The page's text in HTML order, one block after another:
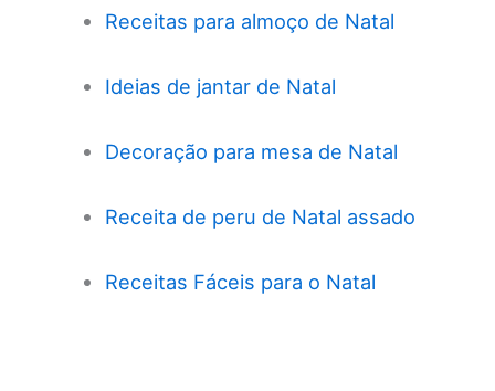
Receitas para almoço de Natal
Ideias de jantar de Natal
Decoração para mesa de Natal
Receita de peru de Natal assado
Receitas Fáceis para o Natal